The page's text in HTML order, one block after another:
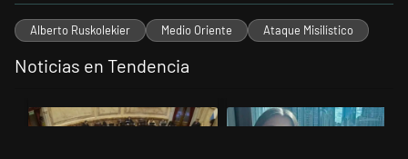
Alberto Ruskolekier Medio Oriente Ataque Misilístico
Noticias en Tendencia
Un artículo de tendencia con el título "El Senado dio media sanción
Un artículo de tendencia con el